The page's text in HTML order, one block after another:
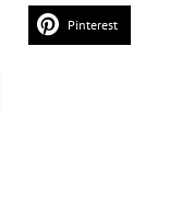
Pinterest